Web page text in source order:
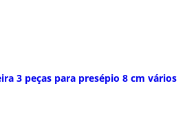
3 peças para presépio 8 cm vários